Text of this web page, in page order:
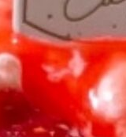
258：最高の
タンドツマミ